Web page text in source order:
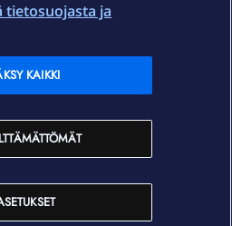
tietosuojasta ja
KAIKKI